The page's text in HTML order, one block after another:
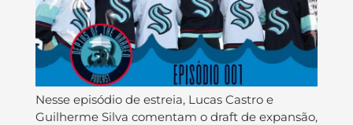
Nesse episódio de estreia, Lucas Castro e
Guilherme Silva comentam o draft de expansão,